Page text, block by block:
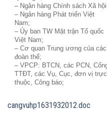
– Ngân hàng Chính sách Xã
– Ngân hàng Phát triển Việt
Nam;
– Ủy ban TW Mặt trận Tổ quốc
Việt Nam;
– Cơ quan Trung ương của các
đoàn thể;
– VPCP: BTCN, các PCN,
TTĐT, các Vụ, Cục, đơn vị trực
thuộc, Công báo;
cangvuhp1631932012.doc